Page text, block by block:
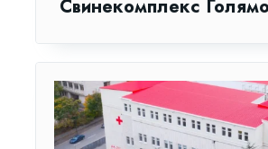
Свинекомплекс